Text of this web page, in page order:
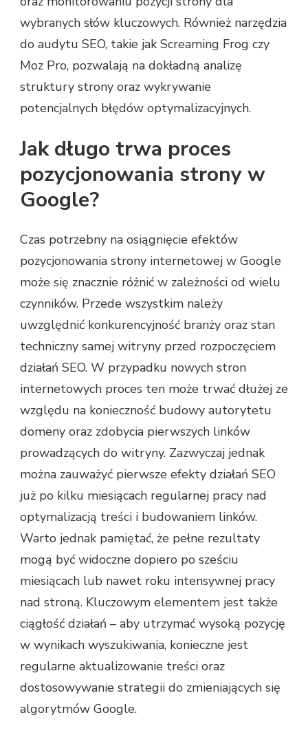
wybranych słów kluczowych. Również narzędzia
do audytu SEO, takie jak Screaming Frog czy
Moz Pro, pozwalają na dokładną analizę
struktury strony oraz wykrywanie
potencjalnych błędów optymalizacyjnych.
Jak długo trwa proces
pozycjonowania strony w
Google?
Czas potrzebny na osiągnięcie efektów
pozycjonowania strony internetowej w Google
może się znacznie różnić w zależności od wielu
czynników. Przede wszystkim należy
uwzględnić konkurencyjność branży oraz stan
techniczny samej witryny przed rozpoczęciem
działań SEO. W przypadku nowych stron
internetowych proces ten może trwać dłużej ze
względu na konieczność budowy autorytetu
domeny oraz zdobycia pierwszych linków
prowadzących do witryny. Zazwyczaj jednak
można zauważyć pierwsze efekty działań SEO
już po kilku miesiącach regularnej pracy nad
optymalizacją treści i budowaniem linków.
Warto jednak pamiętać, że pełne rezultaty
mogą być widoczne dopiero po sześciu
miesiącach lub nawet roku intensywnej pracy
nad stroną. Kluczowym elementem jest także
ciągłość działań – aby utrzymać wysoką pozycję
w wynikach wyszukiwania, konieczne jest
regularne aktualizowanie treści oraz
dostosowywanie strategii do zmieniających się
algorytmów Google.